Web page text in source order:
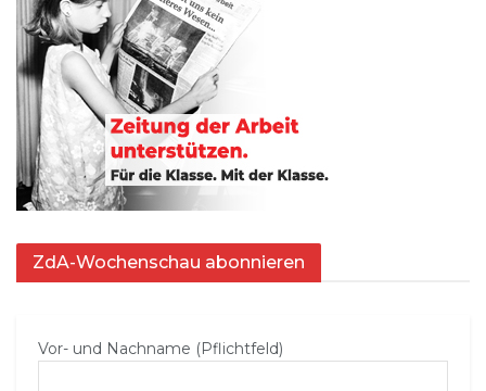
ZdA-Wochenschau abonnieren
Vor- und Nachname (Pflichtfeld)